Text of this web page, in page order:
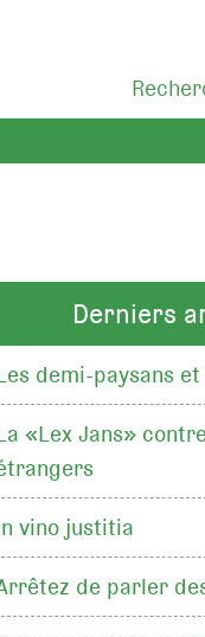
Derniers
demi-paysans
«Lex Jans»
vino justitia
de parler